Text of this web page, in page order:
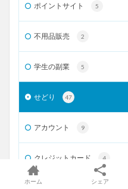
ポイントサイト 5
不用品販売 2
学生の副業 5
せどり 47
アカウント 9
クレジットカード 4
ホーム シェア